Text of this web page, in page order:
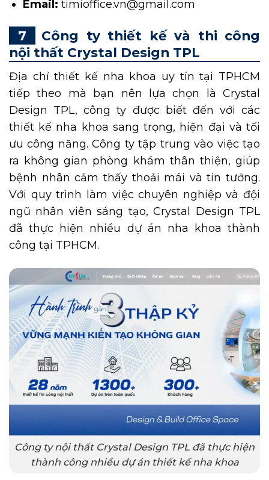
Email: timioffice.vn@gmail.com
Công ty thiết kế và thi công
nội thất Crystal Design TPL
Địa chỉ thiết kế nha khoa uy tín tại TPHCM
tiếp theo mà bạn nên lựa chọn là Crystal
Design TPL, công ty được biết đến với các
thiết kế nha khoa sang trọng, hiện đại và tối
ưu công năng. Công ty tập trung vào việc tạo
ra không gian phòng khám thân thiện, giúp
bệnh nhân cảm thấy thoải mái và tin tưởng.
Với quy trình làm việc chuyên nghiệp và đội
ngũ nhân viên sáng tạo, Crystal Design TPL
đã thực hiện nhiều dự án nha khoa thành
công tại TPHCM.
Công ty nội thất Crystal Design TPL đã thực hiện
thành công nhiều dự án thiết kế nha khoa